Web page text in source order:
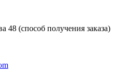
48 (способ получения заказа)